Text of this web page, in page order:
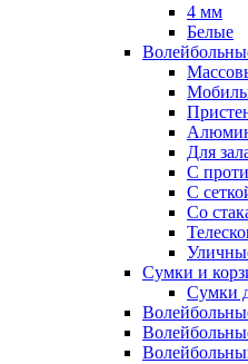
4 мм
Белые
Для
С
С
Со
Сумки и
Сумки